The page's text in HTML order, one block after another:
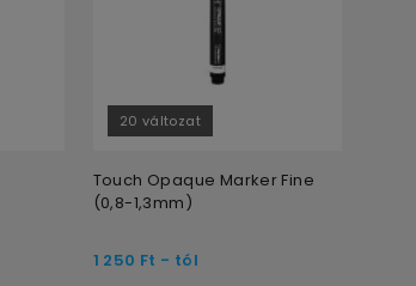
20 változat
Touch Opaque Marker Fine
(0,8-1,3mm)
1 250 Ft - tól